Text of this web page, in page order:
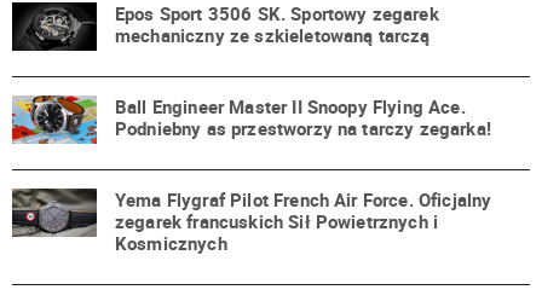
Epos Sport 3506 SK. Sportowy zegarek
mechaniczny ze szkieletowaną tarczą
Ball Engineer Master II Snoopy Flying Ace.
Podniebny as przestworzy na tarczy zegarka!
Yema Flygraf Pilot French Air Force. Oficjalny
zegarek francuskich Sił Powietrznych i
Kosmicznych